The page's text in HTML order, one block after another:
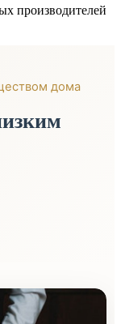
производителей
дома